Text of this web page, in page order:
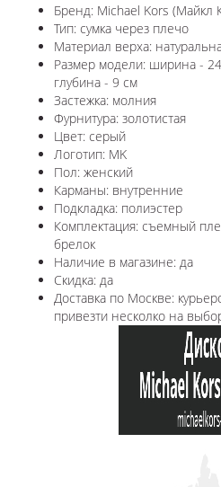
Бренд: Michael Kors (Майкл
Тип: сумка через плечо
Материал верха:
Размер модели: ширина -
глубина - 9 см
Застежка: молния
Фурнитура: золотистая
Цвет: серый
Логотип: MK
Пол: женский
Карманы: внутренние
Подкладка: полиэстер
Комплектация: съемный
брелок
Наличие в магазине: да
Скидка: да
Доставка по Москве:
привезти несколко на